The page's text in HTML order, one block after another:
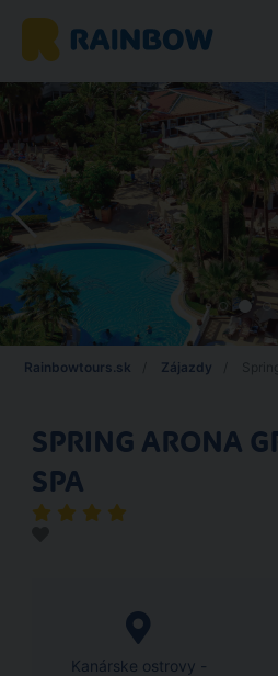
Rainbowtours.sk Zájazdy
SPRING ARONA
SPA
Kanárske ostrovy -